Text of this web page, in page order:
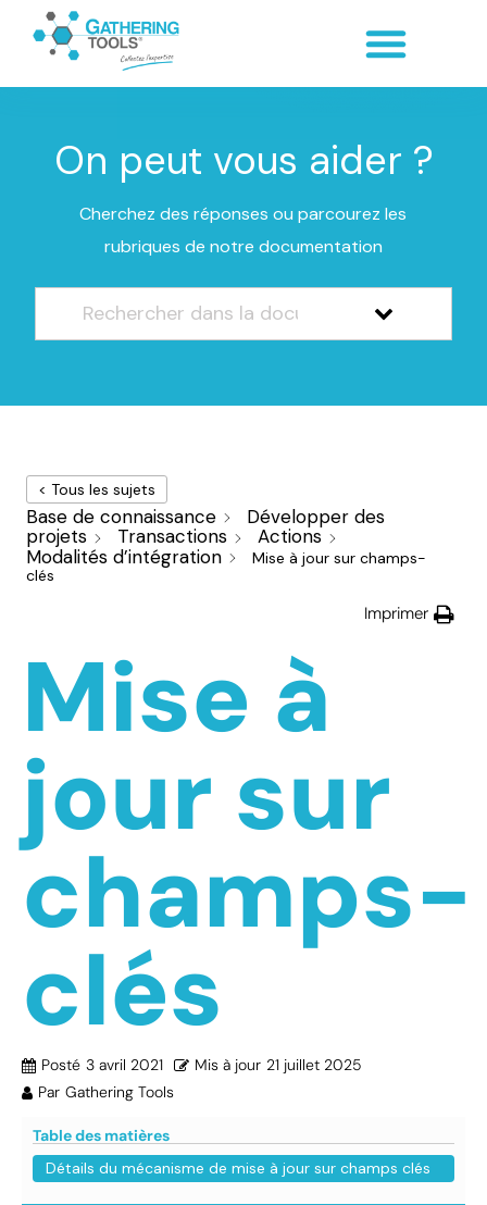
On peut vous aider ?
Cherchez des réponses ou parcourez les
rubriques de notre documentation
< Tous les sujets
Base de connaissance
Développer des
projets
Transactions
Actions
Modalités d’intégration
Mise à jour sur champs-
clés
Imprimer
Mise à
jour sur
champs-
clés
Posté 3 avril 2021 Mis à jour 21 juillet 2025
Par Gathering Tools
Table des matières
Détails du mécanisme de mise à jour sur champs clés